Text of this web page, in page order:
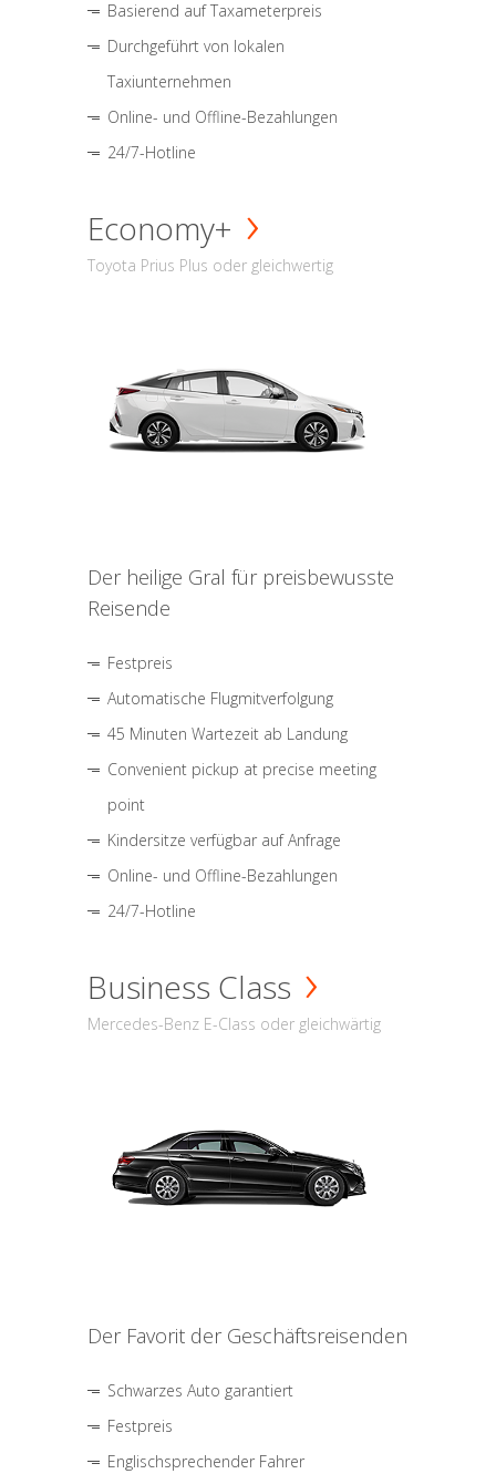
Basierend auf Taxameterpreis
Durchgeführt von lokalen
Taxiunternehmen
Online- und Offline-Bezahlungen
24/7-Hotline
Economy+
Toyota Prius Plus oder gleichwertig
Der heilige Gral für preisbewusste
Reisende
Festpreis
Automatische Flugmitverfolgung
45 Minuten Wartezeit ab Landung
Convenient pickup at precise meeting
point
Kindersitze verfügbar auf Anfrage
Online- und Offline-Bezahlungen
24/7-Hotline
Business Class
Mercedes-Benz E-Class oder gleichwärtig
Der Favorit der Geschäftsreisenden
Schwarzes Auto garantiert
Festpreis
Englischsprechender Fahrer